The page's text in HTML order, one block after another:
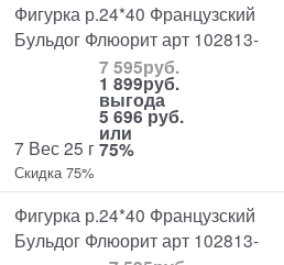
Фигурка р.24*40 Французский
Бульдог Флюорит арт 102813-
7 Вес 25 г
7 595руб.
1 899руб.
выгода
5 696 руб.
или
75%
Скидка 75%
Фигурка р.24*40 Французский
Бульдог Флюорит арт 102813-